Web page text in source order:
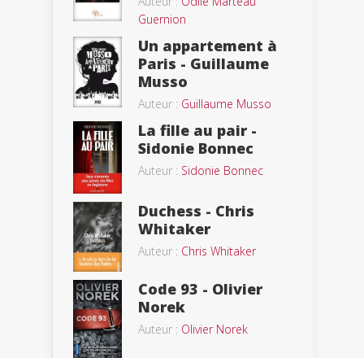
Guernion
Un appartement à
Paris - Guillaume
Musso
Auteur : Guillaume Musso
La fille au pair -
Sidonie Bonnec
Auteur : Sidonie Bonnec
Duchess - Chris
Whitaker
Auteur : Chris Whitaker
Code 93 - Olivier
Norek
Auteur : Olivier Norek